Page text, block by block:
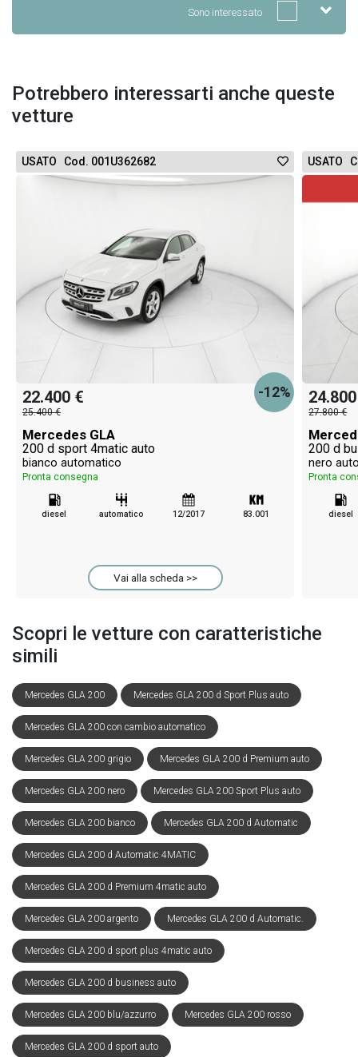
Sono interessato
Potrebbero interessarti anche queste
vetture
USATO Cod. 001U362682
-12%
22.400 €
25.400 €
Mercedes GLA
200 d sport 4matic auto
bianco automatico
Pronta consegna
diesel automatico 12/2017 83.001
Vai alla scheda >>
USATO
27.800 €
200 d
nero
Pronta
diesel
Scopri le vetture con caratteristiche
simili
Mercedes GLA 200 Mercedes GLA 200 d Sport Plus auto
Mercedes GLA 200 con cambio automatico
Mercedes GLA 200 grigio Mercedes GLA 200 d Premium auto
Mercedes GLA 200 nero Mercedes GLA 200 Sport Plus auto
Mercedes GLA 200 bianco Mercedes GLA 200 d Automatic
Mercedes GLA 200 d Automatic 4MATIC
Mercedes GLA 200 d Premium 4matic auto
Mercedes GLA 200 argento Mercedes GLA 200 d Automatic.
Mercedes GLA 200 d sport plus 4matic auto
Mercedes GLA 200 d business auto
Mercedes GLA 200 blu/azzurro Mercedes GLA 200 rosso
Mercedes GLA 200 d sport auto